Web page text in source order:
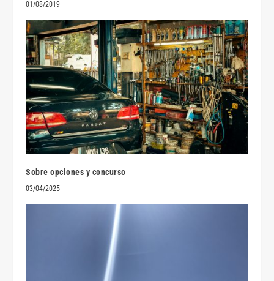
01/08/2019
Sobre opciones y concurso
03/04/2025